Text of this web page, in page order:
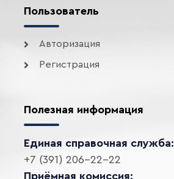
Пользователь
Авторизация
Регистрация
Полезная информация
Единая справочная служба:
+7 (391) 206-22-22
Приёмная комиссия: